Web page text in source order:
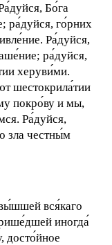
Бо́га
ра́дуйся, го́рних
Ра́дуйся,
ра́дуйся,
херуви́ми.
шестокрила́тии
покро́ву и мы,
Ра́дуйся,
зла честны́м
вся́каго
иногда́
досто́йное